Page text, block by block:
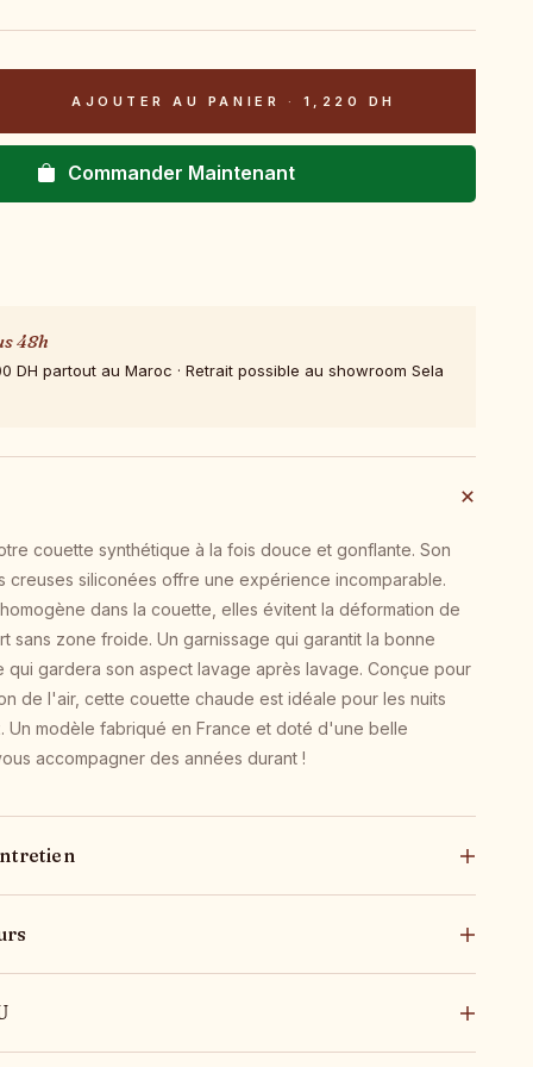
AJOUTER AU PANIER · 1,220 DH
Commander Maintenant
48h
DH partout au Maroc · Retrait possible au showroom Sela
couette synthétique à la fois douce et gonflante. Son
creuses siliconées offre une expérience incomparable.
dans la couette, elles évitent la déformation de
sans zone froide. Un garnissage qui garantit la bonne
qui gardera son aspect lavage après lavage. Conçue pour
de l'air, cette couette chaude est idéale pour les nuits
Un modèle fabriqué en France et doté d'une belle
accompagner des années durant !